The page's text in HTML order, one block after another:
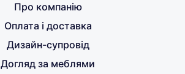
Про компанію
Оплата і доставка
Дизайн-супровід
Догляд за меблями